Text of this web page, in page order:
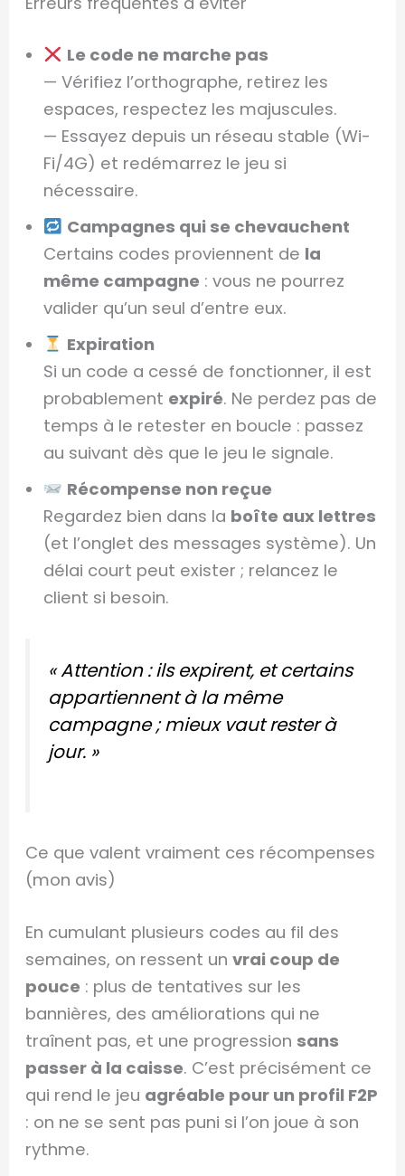
Le code ne marche pas
— Vérifiez l’orthographe, retirez les
espaces, respectez les majuscules.
— Essayez depuis un réseau stable (Wi-
Fi/4G) et redémarrez le jeu si
nécessaire.
Campagnes qui se chevauchent
Certains codes proviennent de la
même campagne : vous ne pourrez
valider qu’un seul d’entre eux.
Expiration
Si un code a cessé de fonctionner, il est
probablement expiré. Ne perdez pas de
temps à le retester en boucle : passez
au suivant dès que le jeu le signale.
Récompense non reçue
Regardez bien dans la boîte aux lettres
(et l’onglet des messages système). Un
délai court peut exister ; relancez le
client si besoin.
« Attention : ils expirent, et certains
appartiennent à la même
campagne ; mieux vaut rester à
jour. »
Ce que valent vraiment ces récompenses
(mon avis)
En cumulant plusieurs codes au fil des
semaines, on ressent unvrai coup de
pouce : plus de tentatives sur les
bannières, des améliorations qui ne
traînent pas, et une progression sans
passer à la caisse. C’est précisément ce
qui rend le jeu agréable pour un profil F2P
: on ne se sent pas puni si l’on joue à son
rythme.